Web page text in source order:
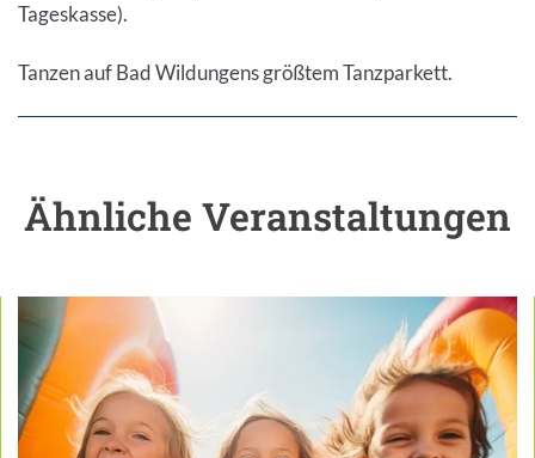
Tageskasse).
Tanzen auf Bad Wildungens größtem Tanzparkett.
Ähnliche Veranstaltungen